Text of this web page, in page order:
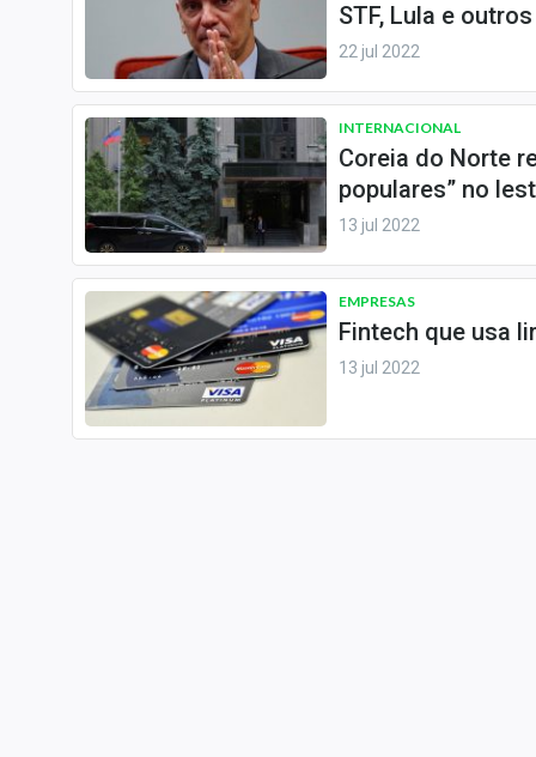
STF, Lula e
22 jul 2022
INTERNACIONAL
Coreia do Norte
populares” no
13 jul 2022
EMPRESAS
Fintech que usa
13 jul 2022